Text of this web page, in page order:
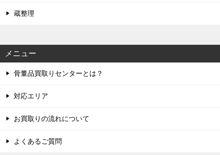
蔵整理
メニュー
骨董品買取りセンターとは？
対応エリア
お買取りの流れについて
よくあるご質問